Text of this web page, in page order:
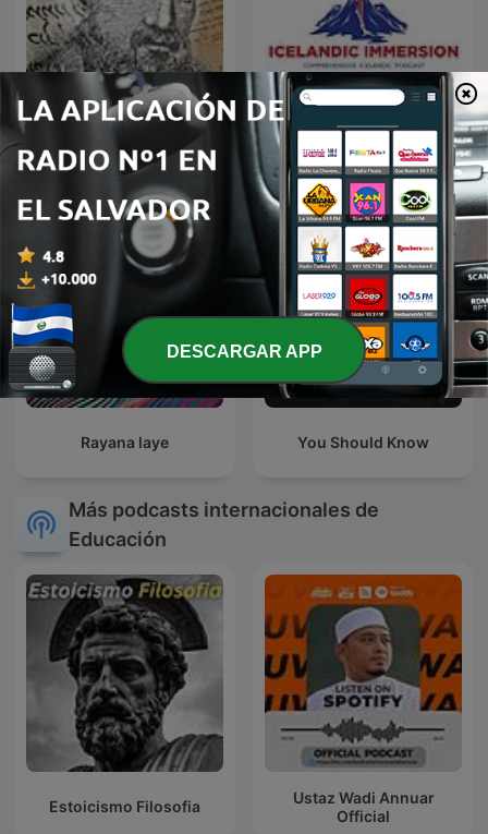
Rambam - Mishne Torá
Icelandic Immersion -
Comprehensive Icelandic
Podcast
Rayana laye You Should Know
Más podcasts internacionales de
Educación
Estoicismo Filosofia
Ustaz Wadi Annuar
Official
DESCARGAR APP